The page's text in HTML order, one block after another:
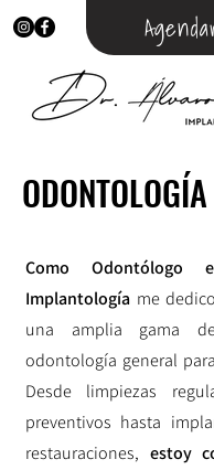
Como Odontólogo
Implantología me
una amplia gama
odontología general
Desde limpiezas
preventivos hasta
restauraciones, estoy